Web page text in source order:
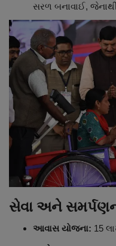
સરળ બનાવાઈ,
સેવા અને
આવાસ યોજના: 15